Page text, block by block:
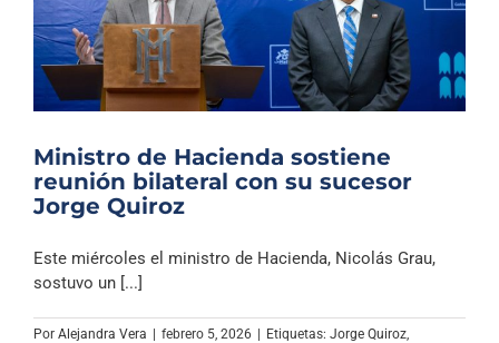
Ministro de Hacienda sostiene
reunión bilateral con su sucesor
Jorge Quiroz
Este miércoles el ministro de Hacienda, Nicolás Grau,
sostuvo un [...]
Por Alejandra Vera | febrero 5, 2026 | Etiquetas: Jorge Quiroz